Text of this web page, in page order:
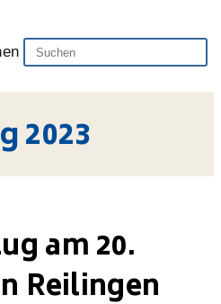
2023
am 20.
Reilingen